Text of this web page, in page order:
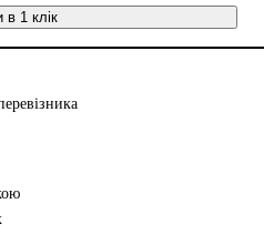
в 1 клік